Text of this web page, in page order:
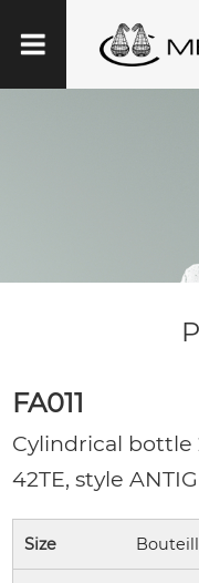
FA011
Cylindrical bottle
42TE, style
Size